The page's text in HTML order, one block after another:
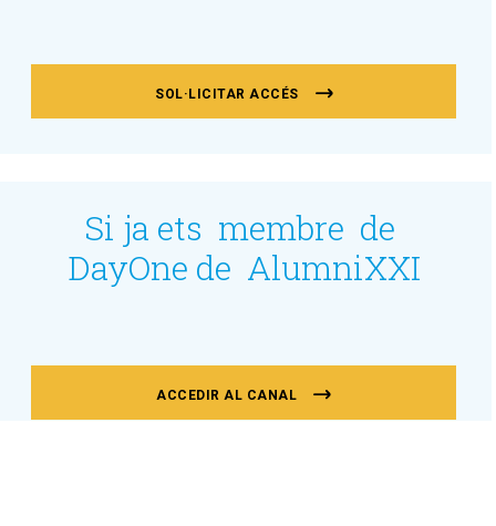
SOL·LICITAR ACCÉS
Si ja ets membre de
DayOne de AlumniXXI
ACCEDIR AL CANAL